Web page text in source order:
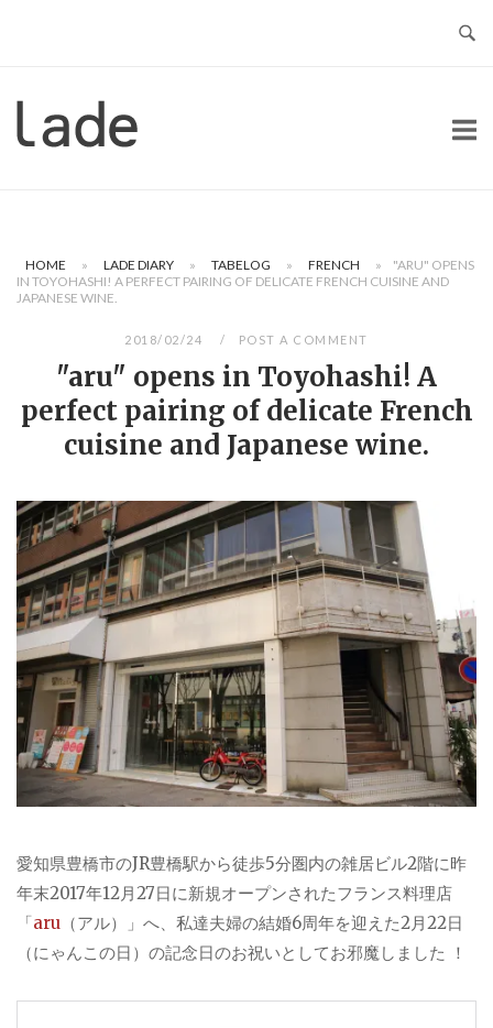
Home
HOME » LADE DIARY » TABELOG » FRENCH »
"ARU" OPENS
IN TOYOHASHI! A PERFECT PAIRING OF DELICATE FRENCH CUISINE AND
JAPANESE WINE.
2018/02/24 POST A COMMENT
"aru" opens in Toyohashi! A
perfect pairing of delicate French
cuisine and Japanese wine.
愛知県豊橋市のJR豊橋駅から徒歩5分圏内の雑居ビル2階に昨
年末2017年12月27日に新規オープンされたフランス料理店
「aru （アル）」へ、私達夫婦の結婚6周年を迎えた2月22日
（にゃんこの日）の記念日のお祝いとしてお邪魔しました ！